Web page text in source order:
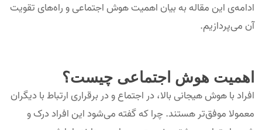
ادامه‌ی این مقاله به بیان اهمیت هوش اجتماعی و راه‌های تقویت
آن می‌پردازیم.
اهمیت هوش اجتماعی چیست؟
افراد با هوش هیجانی بالا، در اجتماع و در برقراری ارتباط با دیگران
معمولا موفق‌تر هستند. چرا که گفته می‌شود این افراد درک و